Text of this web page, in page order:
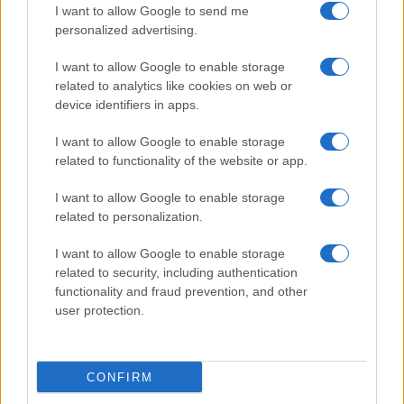
I want to allow Google to send me
personalized advertising.
I want to allow Google to enable storage
related to analytics like cookies on web or
device identifiers in apps.
I want to allow Google to enable storage
related to functionality of the website or app.
I want to allow Google to enable storage
related to personalization.
I want to allow Google to enable storage
related to security, including authentication
functionality and fraud prevention, and other
user protection.
CONFIRM
“Qualcuno con un DSD (disturbi della
meno del modo in cui è nato, ma può scegliere di
non imbrogliare; di non prendere medaglie alle
Suzanne Moore
“Gli uomini non appartengono agli sport
femminili”, ha scritto suX
Riley Gaines.
Hanno provato ad arrampicarsi sugli specchi
superando i quarti e che altre donne sono riuscite
a batterlo. E se al prossimo turno perde, vi